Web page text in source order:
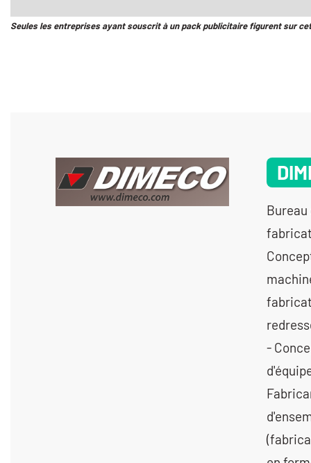
Seules les entreprises ayant souscrit à un pack publicitaire figurent sur
Bureau
-